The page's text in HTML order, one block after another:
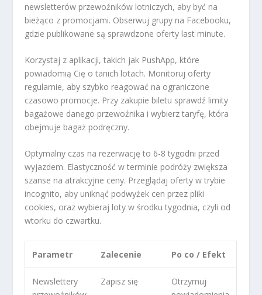
newsletterów przewoźników lotniczych, aby być na
bieżąco z promocjami. Obserwuj grupy na Facebooku,
gdzie publikowane są sprawdzone oferty last minute.
Korzystaj z aplikacji, takich jak PushApp, które
powiadomią Cię o tanich lotach. Monitoruj oferty
regularnie, aby szybko reagować na ograniczone
czasowo promocje. Przy zakupie biletu sprawdź limity
bagażowe danego przewoźnika i wybierz taryfę, która
obejmuje bagaż podręczny.
Optymalny czas na rezerwację to 6-8 tygodni przed
wyjazdem. Elastyczność w terminie podróży zwiększa
szanse na atrakcyjne ceny. Przeglądaj oferty w trybie
incognito, aby uniknąć podwyżek cen przez pliki
cookies, oraz wybieraj loty w środku tygodnia, czyli od
wtorku do czwartku.
Parametr Zalecenie Po co / Efekt
Newslettery
Zapisz się
Otrzymuj